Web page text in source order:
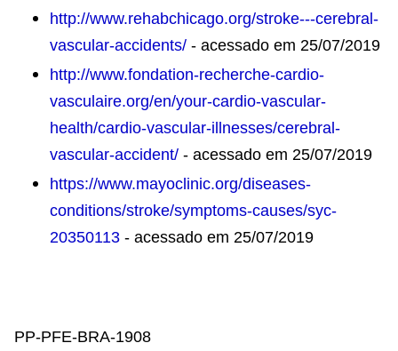
http://www.rehabchicago.org/stroke---cerebral-
vascular-accidents/ - acessado em 25/07/2019
http://www.fondation-recherche-cardio-
vasculaire.org/en/your-cardio-vascular-
health/cardio-vascular-illnesses/cerebral-
vascular-accident/ - acessado em 25/07/2019
https://www.mayoclinic.org/diseases-
conditions/stroke/symptoms-causes/syc-
20350113 - acessado em 25/07/2019
PP-PFE-BRA-1908